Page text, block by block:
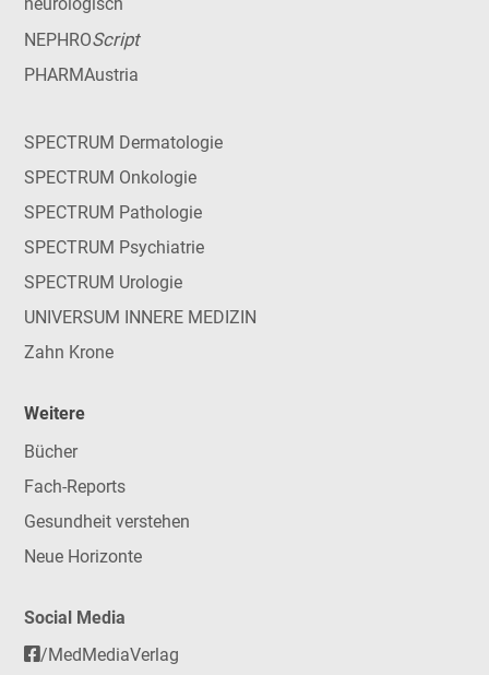
NEPHROScript
PHARMAustria
SPECTRUM Dermatologie
SPECTRUM Onkologie
SPECTRUM Pathologie
SPECTRUM Psychiatrie
SPECTRUM Urologie
UNIVERSUM INNERE MEDIZIN
Zahn Krone
Weitere
Bücher
Fach-Reports
Gesundheit verstehen
Neue Horizonte
Social Media
/MedMediaVerlag